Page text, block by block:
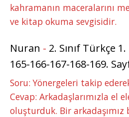
kahramanın maceralarını
ve kitap okuma sevgisidir.
Nuran - 2. Sınıf Türkçe
165-166-167-168-169.
Soru: Yönergeleri takip
Cevap: Arkadaşlarımızla el
oluşturduk. Bir arkadaşımız